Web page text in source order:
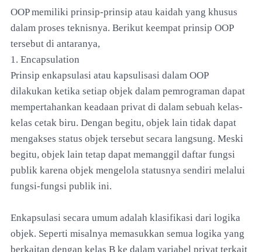
OOP memiliki prinsip-prinsip atau kaidah yang khusus
dalam proses teknisnya. Berikut keempat prinsip OOP
tersebut di antaranya,
1. Encapsulation
Prinsip enkapsulasi atau kapsulisasi dalam OOP
dilakukan ketika setiap objek dalam pemrograman dapat
mempertahankan keadaan privat di dalam sebuah kelas-
kelas cetak biru. Dengan begitu, objek lain tidak dapat
mengakses status objek tersebut secara langsung. Meski
begitu, objek lain tetap dapat memanggil daftar fungsi
publik karena objek mengelola statusnya sendiri melalui
fungsi-fungsi publik ini.
Enkapsulasi secara umum adalah klasifikasi dari logika
objek. Seperti misalnya memasukkan semua logika yang
berkaitan dengan kelas B ke dalam variabel privat terkait